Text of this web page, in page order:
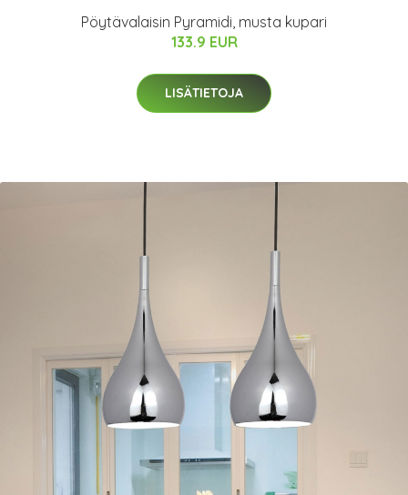
Pöytävalaisin Pyramidi, musta kupari
133.9 EUR
LISÄTIETOJA